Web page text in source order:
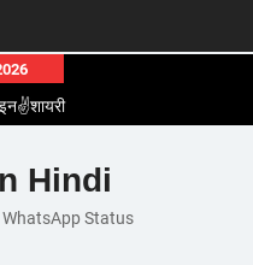
लव😽स्टेटस
इन हिंदी
इन हिंदी
Hindi
WhatsApp Status